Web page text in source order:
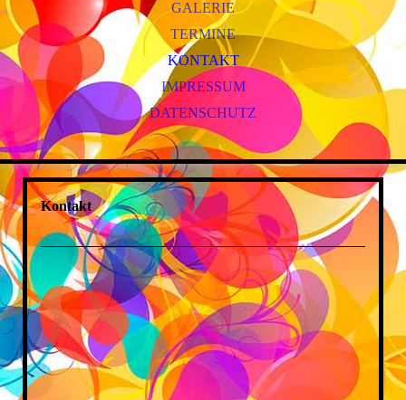
GALERIE
TERMINE
KONTAKT
IMPRESSUM
DATENSCHUTZ
Kontakt